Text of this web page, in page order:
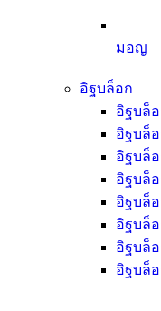
มอญ
อิฐบล็อก
อิฐบล็
อิฐบล็
อิฐบล็
อิฐบล็
อิฐบล็
อิฐบล็
อิฐบล็
อิฐบล็